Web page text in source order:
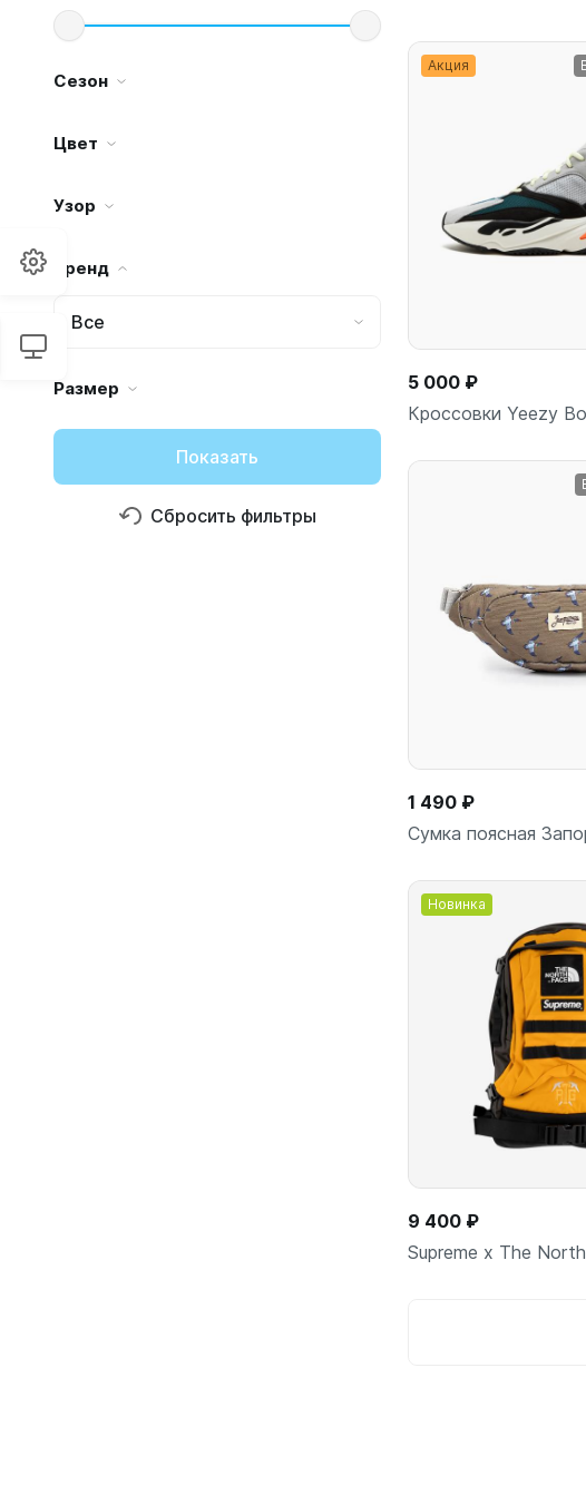
Сезон
Цвет
Узор
Бренд
Все
Размер
Показать
Сбросить фильтры
Акция
шт
5 000 ₽
Кроссовки Yeezy
шт
1 490 ₽
Сумка поясная
Новинка
9 400 ₽
Supreme x The